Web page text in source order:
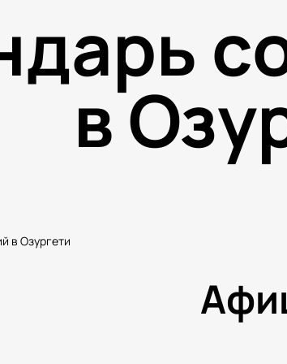
в
в Озургети